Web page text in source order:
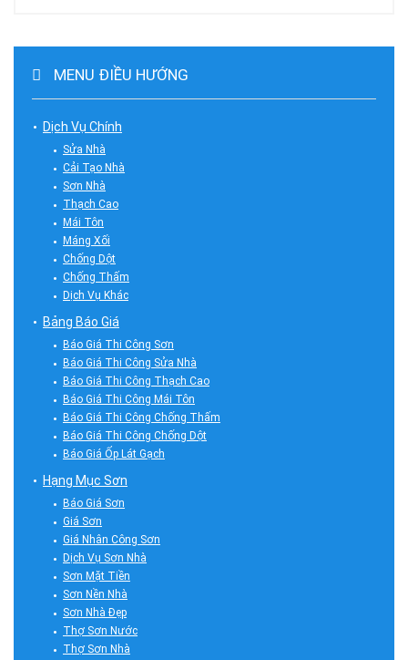
MENU ĐIỀU HƯỚNG
Dịch Vụ Chính
Sửa Nhà
Cải Tạo Nhà
Sơn Nhà
Thạch Cao
Mái Tôn
Máng Xối
Chống Dột
Chống Thấm
Dịch Vụ Khác
Bảng Báo Giá
Báo Giá Thi Công Sơn
Báo Giá Thi Công Sửa Nhà
Báo Giá Thi Công Thạch Cao
Báo Giá Thi Công Mái Tôn
Báo Giá Thi Công Chống Thấm
Báo Giá Thi Công Chống Dột
Báo Giá Ốp Lát Gạch
Hạng Mục Sơn
Báo Giá Sơn
Giá Sơn
Giá Nhân Công Sơn
Dịch Vụ Sơn Nhà
Sơn Mặt Tiền
Sơn Nền Nhà
Sơn Nhà Đẹp
Thợ Sơn Nước
Thợ Sơn Nhà